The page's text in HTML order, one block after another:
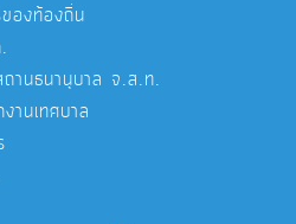
องท้องถิ่น
านธนานุบาล จ.ส.ท.
นเทศบาล